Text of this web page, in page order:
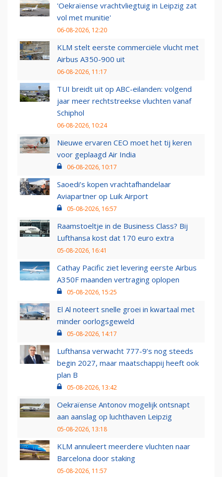
'Oekraïense vrachtvliegtuig in Leipzig zat
vol met munitie'
06-08-2026, 12:20
KLM stelt eerste commerciële vlucht met
Airbus A350-900 uit
06-08-2026, 11:17
TUI breidt uit op ABC-eilanden: volgend
jaar meer rechtstreekse vluchten vanaf
Schiphol
06-08-2026, 10:24
Nieuwe ervaren CEO moet het tij keren
voor geplaagd Air India
06-08-2026, 10:17
Saoedi’s kopen vrachtafhandelaar
Aviapartner op Luik Airport
05-08-2026, 16:57
Raamstoeltje in de Business Class? Bij
Lufthansa kost dat 170 euro extra
05-08-2026, 16:41
Cathay Pacific ziet levering eerste Airbus
A350F maanden vertraging oplopen
05-08-2026, 15:25
El Al noteert snelle groei in kwartaal met
minder oorlogsgeweld
05-08-2026, 14:17
Lufthansa verwacht 777-9’s nog steeds
begin 2027, maar maatschappij heeft ook
plan B
05-08-2026, 13:42
Oekraïense Antonov mogelijk ontsnapt
aan aanslag op luchthaven Leipzig
05-08-2026, 13:18
KLM annuleert meerdere vluchten naar
Barcelona door staking
05-08-2026, 11:57